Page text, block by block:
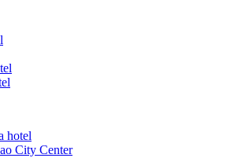
hotel
City Center